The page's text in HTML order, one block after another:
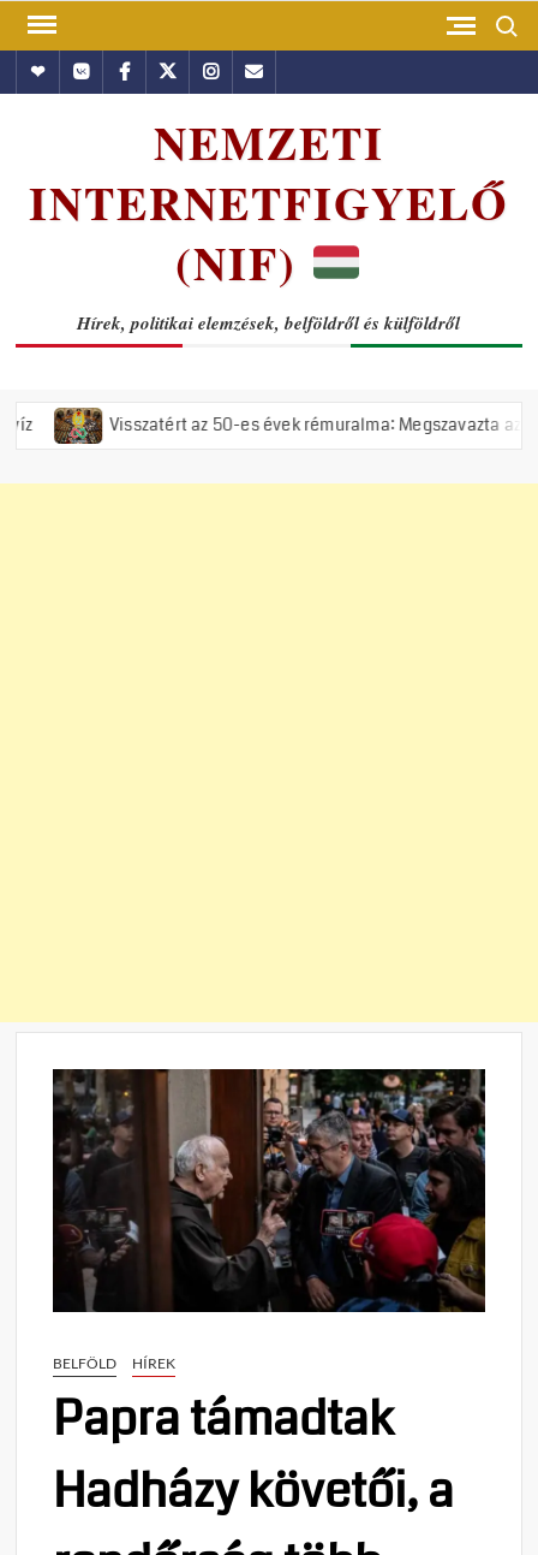
Skip
contentHundubVkontakte
Facebook
TwitterInstagram
Email
NEMZETI
INTERNETFIGYELŐ
(NIF)
Hírek, politikai elemzések, belföldről és külföldről
az 50-es évek rémuralma: Megszavazta az országgyűlés a
BELFÖLD HÍREK
Papra támadtak
Hadházy követői, a